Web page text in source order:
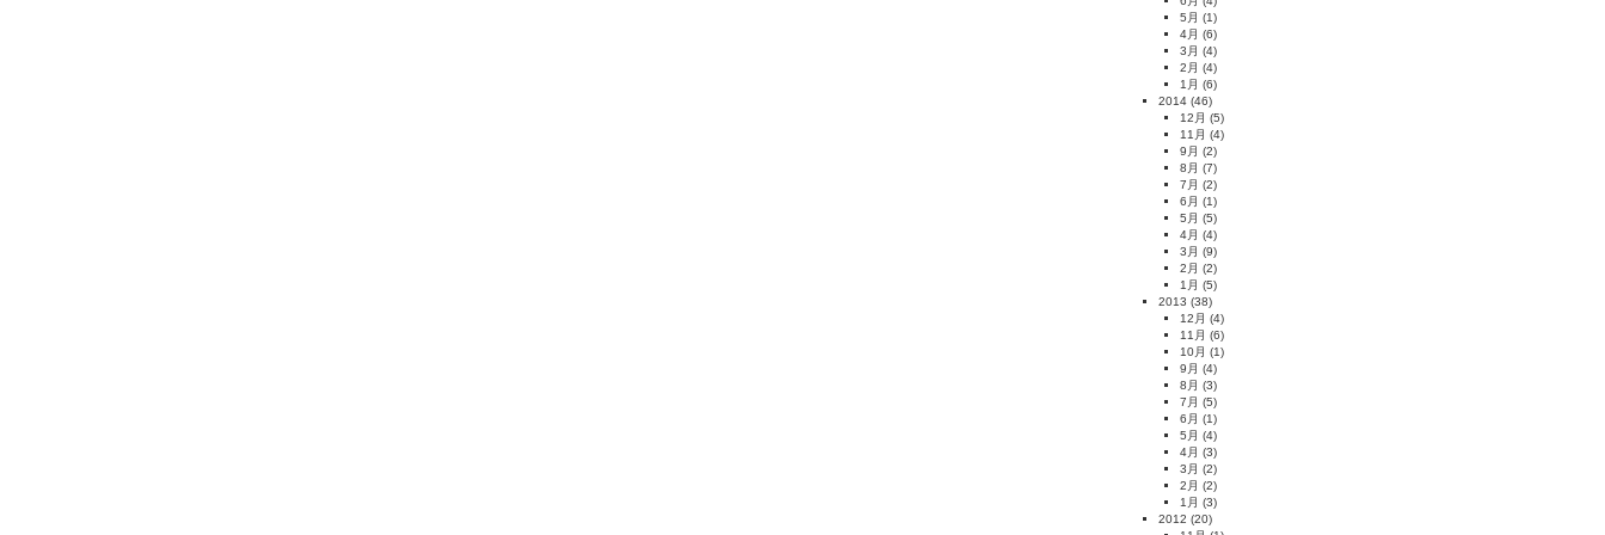
5月 (1)
4月 (6)
3月 (4)
2月 (4)
1月 (6)
2014 (46)
12月 (5)
11月 (4)
9月 (2)
8月 (7)
7月 (2)
6月 (1)
5月 (5)
4月 (4)
3月 (9)
2月 (2)
1月 (5)
2013 (38)
12月 (4)
11月 (6)
10月 (1)
9月 (4)
8月 (3)
7月 (5)
6月 (1)
5月 (4)
4月 (3)
3月 (2)
2月 (2)
1月 (3)
2012 (20)